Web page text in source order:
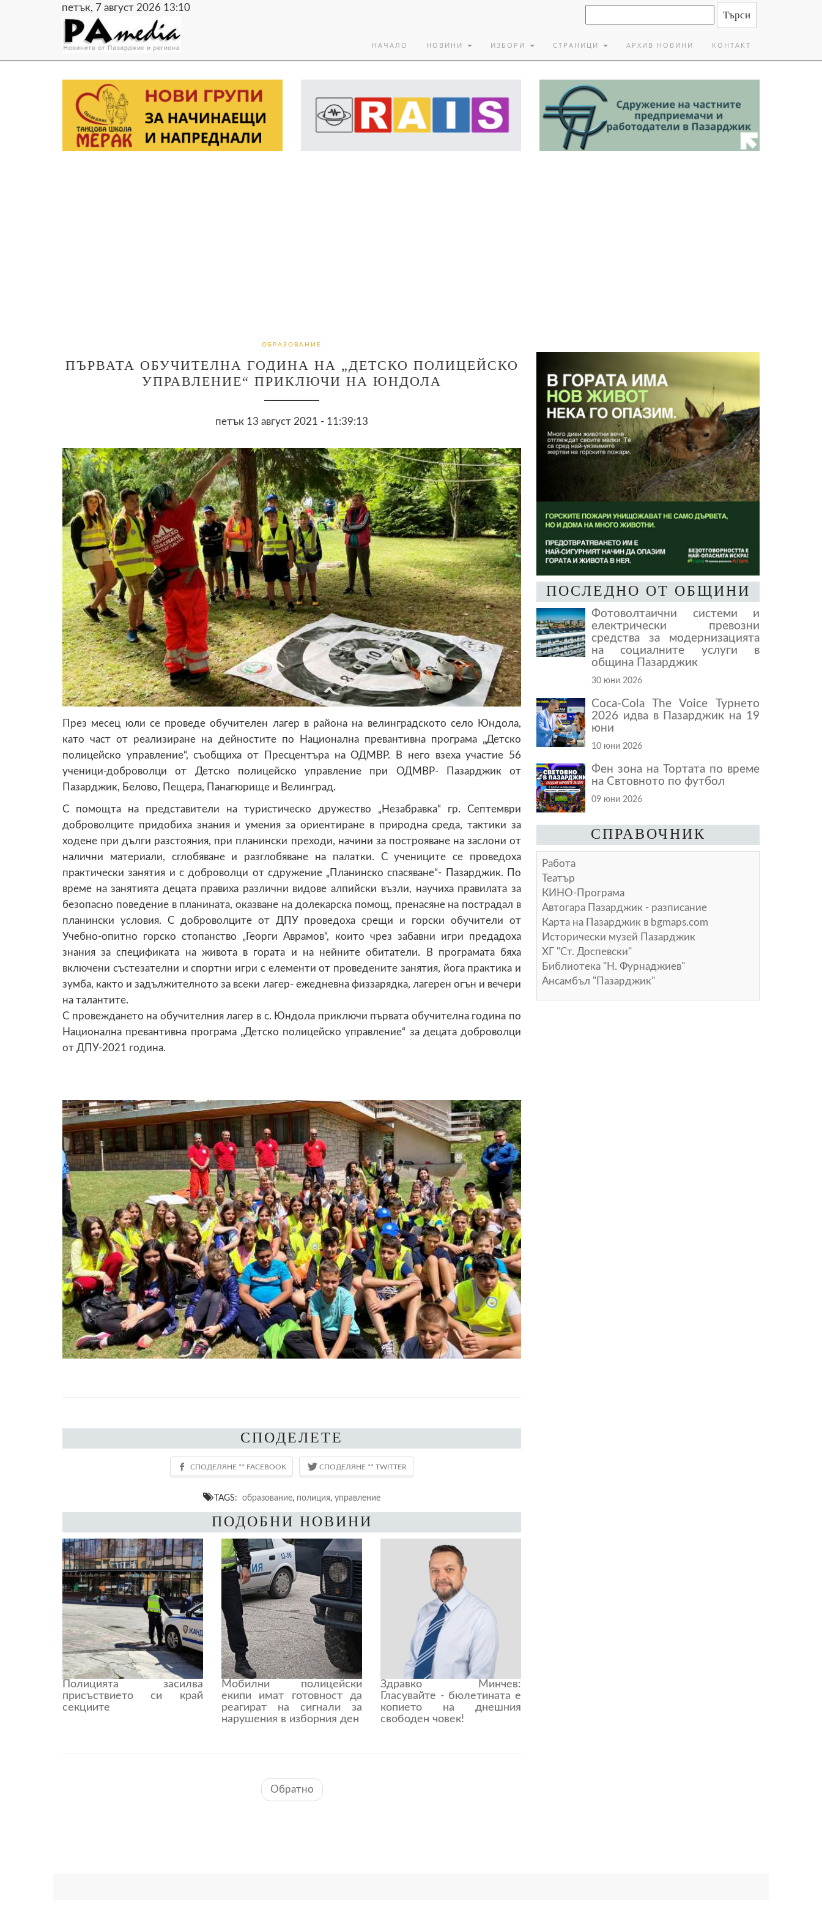
петък, 7 август 2026 13:10
НАЧАЛО НОВИНИ ИЗБОРИ СТРАНИЦИ АРХИВ НОВИНИ КОНТАКТ
ОБРАЗОВАНИЕ
ПЪРВАТА ОБУЧИТЕЛНА ГОДИНА НА „ДЕТСКО ПОЛИЦЕЙСКО
УПРАВЛЕНИЕ“ ПРИКЛЮЧИ НА ЮНДОЛА
петък 13 август 2021 - 11:39:13
През месец юли се проведе обучителен лагер в района на велинградското село Юндола,
като част от реализиране на дейностите по Национална превантивна програма „Детско
полицейско управление“, съобщиха от Пресцентъра на ОДМВР. В него взеха участие 56
ученици-доброволци от Детско полицейско управление при ОДМВР- Пазарджик от
Пазарджик, Белово, Пещера, Панагюрище и Велинград.
С помощта на представители на туристическо дружество „Незабравка“ гр. Септември
доброволците придобиха знания и умения за ориентиране в природна среда, тактики за
ходене при дълги разстояния, при планински преходи, начини за построяване на заслони от
налични материали, сглобяване и разглобяване на палатки. С учениците се проведоха
практически занятия и с доброволци от сдружение „Планинско спасяване“- Пазарджик. По
време на занятията децата правиха различни видове алпийски възли, научиха правилата за
безопасно поведение в планината, оказване на долекарска помощ, пренасяне на пострадал в
планински условия. С доброволците от ДПУ проведоха срещи и горски обучители от
Учебно-опитно горско стопанство „Георги Аврамов“, които чрез забавни игри предадоха
знания за спецификата на живота в гората и на нейните обитатели. В програмата бяха
включени състезателни и спортни игри с елементи от проведените занятия, йога практика и
зумба, както и задължителното за всеки лагер- ежедневна физзарядка, лагерен огън и вечери
на талантите.
С провеждането на обучителния лагер в с. Юндола приключи първата обучителна година по
Национална превантивна програма „Детско полицейско управление“ за децата доброволци
от ДПУ-2021 година.
СПОДЕЛЕТЕ
TAGS: образование, полиция, управление
ПОДОБНИ НОВИНИ
Полицията засилва
присъствието си край
секциите
Мобилни полицейски
екипи имат готовност да
реагират на сигнали за
нарушения в изборния ден
Здравко Минчев:
Гласувайте - бюлетината е
копието на днешния
свободен човек!
Обратно
ПОСЛЕДНО ОТ ОБЩИНИ
Фотоволтаични системи и
електрически превозни
средства за модернизацията
на социалните услуги в
община Пазарджик
30 юни 2026
Coca-Cola The Voice Турнето
2026 идва в Пазарджик на 19
юни
10 юни 2026
Фен зона на Тортата по време
на Свтовното по футбол
09 юни 2026
СПРАВОЧНИК
Работа
Театър
КИНО-Програма
Автогара Пазарджик - разписание
Карта на Пазарджик в bgmaps.com
Исторически музей Пазарджик
ХГ "Ст. Доспевски"
Библиотека "Н. Фурнаджиев"
Ансамбъл "Пазарджик"